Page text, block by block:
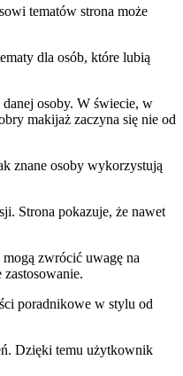
tematów strona może
dla osób, które lubią
danej osoby. W świecie, w
makijaż zaczyna się nie od
znane osoby wykorzystują
Strona pokazuje, że nawet
zwrócić uwagę na
poradnikowe w stylu od
Dzięki temu użytkownik